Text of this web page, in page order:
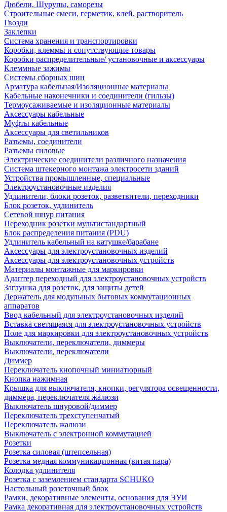
Дюбели, Шурупы, саморезы
Строительные смеси, герметик, клей, растворитель
Гвозди
Заклепки
Система хранения и транспортировки
Коробки, клеммы и сопутствующие товары
Коробки распределительные/ установочные и аксессуары
Клеммные зажимы
Системы сборных шин
Арматура кабельная/Изоляционные материалы
Кабельные наконечники и соединители (гильзы)
Термоусаживаемые и изоляционные материалы
Аксессуары кабельные
Муфты кабельные
Аксессуары для светильников
Разъемы, соединители
Разъемы силовые
Электрические соединители различного назначения
Система штекерного монтажа электросети зданий
Устройства промышленные, специальные
Электроустановочные изделия
Удлинители, блоки розеток, разветвители, переходники
Блок розеток, удлинитель
Сетевой шнур питания
Переходник розетки мультистандартный
Блок распределения питания (PDU)
Удлинитель кабельный на катушке/барабане
Аксессуары для электроустановочных изделий
Аксессуары для электроустановочных устройств
Материалы монтажные для маркировки
Адаптер переходный для электроустановочных устройств
Заглушка для розеток, для защиты детей
Держатель для модульных бытовых коммутационных
аппаратов
Ввод кабельный для электроустановочных изделий
Вставка светящаяся для электроустановочных устройств
Поле для маркировки для электроустановочных устройств
Выключатели, переключатели, диммеры
Выключатели, переключатели
Диммер
Переключатель кнопочный миниатюрный
Кнопка нажимная
Крышка для выключателя, кнопки, регулятора освещенности,
диммера, переключателя жалюзи
Выключатель шнуровой/диммер
Переключатель трехступенчатый
Переключатель жалюзи
Выключатель с электронной коммутацией
Розетки
Розетка силовая (штепсельная)
Розетка медная коммуникационная (витая пара)
Колодка удлинителя
Розетка с заземлением стандарта SCHUKO
Настольный розеточный блок
Рамки, декоративные элементы, основания для ЭУИ
Рамка декоративная для электроустановочных устройств